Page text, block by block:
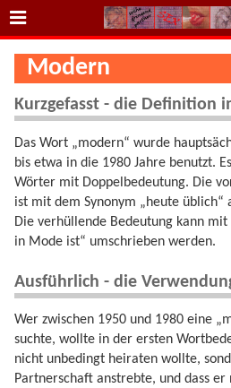
Modern
Kurzgefasst - die Definition
Das Wort „modern“ wurde
bis etwa in die 1980 Jahre benutzt.
Wörter mit Doppelbedeutung. Die
ist mit dem Synonym „heute üblich“
Die verhüllende Bedeutung kann
in Mode ist“ umschrieben werden.
Ausführlich - die
Wer zwischen 1950 und 1980 eine
suchte, wollte in der ersten
nicht unbedingt heiraten wollte,
Partnerschaft anstrebte, und dass